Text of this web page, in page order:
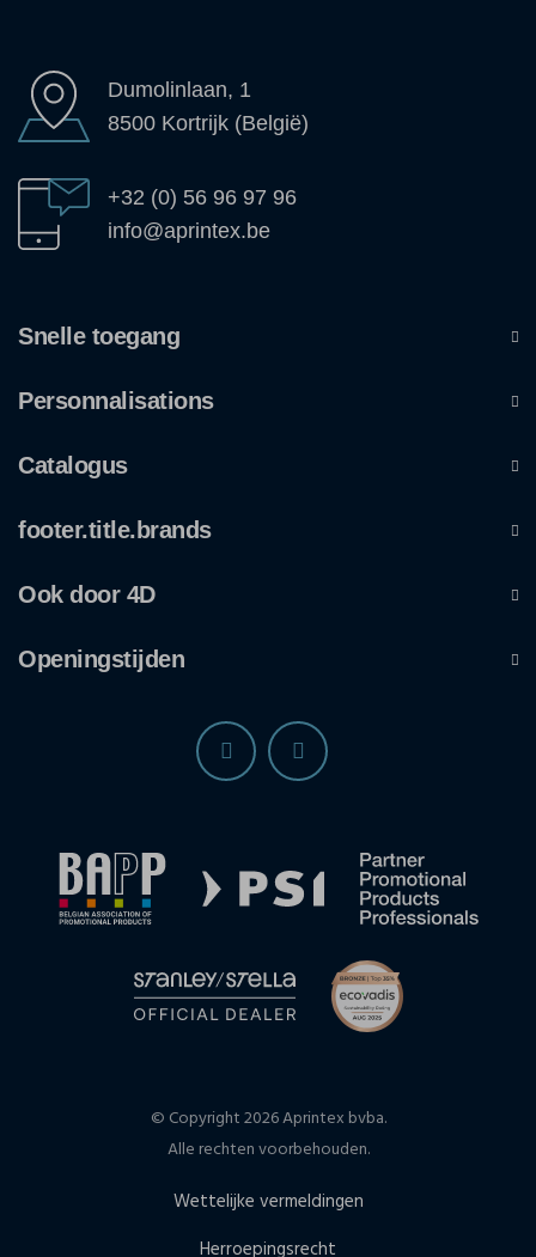
Dumolinlaan, 1
8500 Kortrijk (België)
+32 (0) 56 96 97 96
info@aprintex.be
Snelle toegang
Personnalisations
Catalogus
footer.title.brands
Ook door 4D
Openingstijden
© Copyright 2026 Aprintex bvba.
Alle rechten voorbehouden.
Wettelijke vermeldingen
Herroepingsrecht